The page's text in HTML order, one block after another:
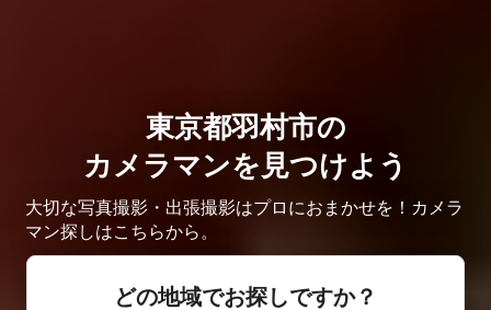
東京都羽村市の
カメラマンを見つけよう
大切な写真撮影・出張撮影はプロにおまかせを！カメラ
マン探しはこちらから。
どの地域でお探しですか？